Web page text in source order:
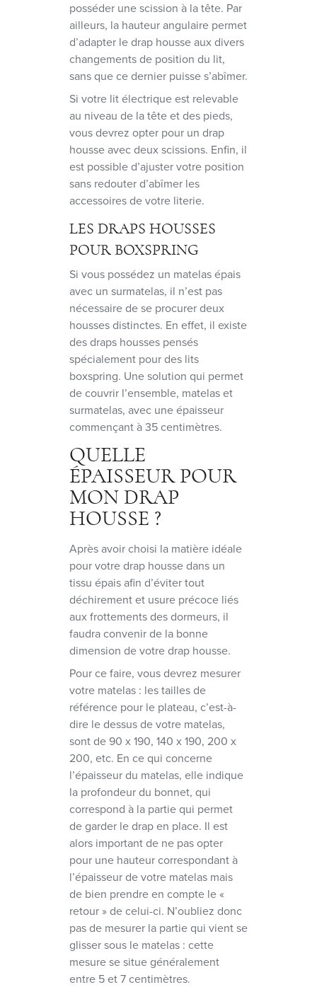
posséder une scission à la tête. Par
ailleurs, la hauteur angulaire permet
d’adapter le drap housse aux divers
changements de position du lit,
sans que ce dernier puisse s’abîmer.
Si votre lit électrique est relevable
au niveau de la tête et des pieds,
vous devrez opter pour un drap
housse avec deux scissions. Enfin, il
est possible d’ajuster votre position
sans redouter d’abîmer les
accessoires de votre literie.
LES DRAPS HOUSSES
POUR BOXSPRING
Si vous possédez un matelas épais
avec un surmatelas, il n’est pas
nécessaire de se procurer deux
housses distinctes. En effet, il existe
des draps housses pensés
spécialement pour des lits
boxspring. Une solution qui permet
de couvrir l’ensemble, matelas et
surmatelas, avec une épaisseur
commençant à 35 centimètres.
QUELLE
ÉPAISSEUR POUR
MON DRAP
HOUSSE ?
Après avoir choisi la matière idéale
pour votre drap housse dans un
tissu épais afin d’éviter tout
déchirement et usure précoce liés
aux frottements des dormeurs, il
faudra convenir de la bonne
dimension de votre drap housse.
Pour ce faire, vous devrez mesurer
votre matelas : les tailles de
référence pour le plateau, c’est-à-
dire le dessus de votre matelas,
sont de 90 x 190, 140 x 190, 200 x
200, etc. En ce qui concerne
l’épaisseur du matelas, elle indique
la profondeur du bonnet, qui
correspond à la partie qui permet
de garder le drap en place. Il est
alors important de ne pas opter
pour une hauteur correspondant à
l’épaisseur de votre matelas mais
de bien prendre en compte le «
retour » de celui-ci. N’oubliez donc
pas de mesurer la partie qui vient se
glisser sous le matelas : cette
mesure se situe généralement
entre 5 et 7 centimètres.